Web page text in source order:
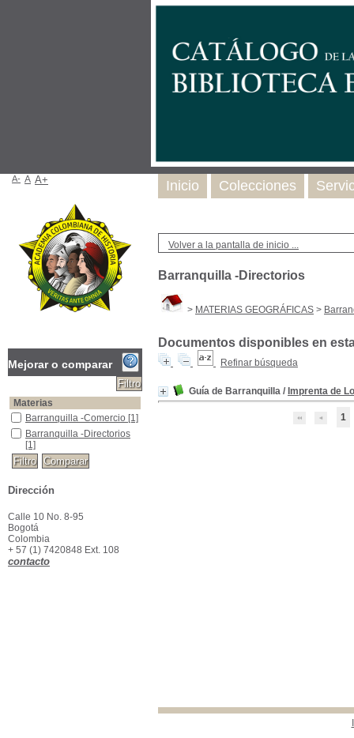
Volver a la pantalla de inicio ...
Barranquilla -Directorios
> MATERIAS GEOGRÁFICAS >
Documentos disponibles en
Refinar búsqueda
Guía de Barranquilla / Imprenta de
1
Inicio Colecciones
A- A A+
Mejorar o comparar
Materias
Barranquilla -Comercio
Barranquilla -Comercio [1]
Barranquilla -Directorios
Barranquilla -Directorios
[1]
Dirección
Calle 10 No. 8-95
Bogotá
Colombia
+ 57 (1) 7420848 Ext. 108
contacto